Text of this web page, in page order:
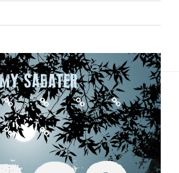
FeedbooksBabelioRose
et
Noir
Amazon
Nancybuzz
Le
Républicain
Lorrain
Fièrement propulsé par